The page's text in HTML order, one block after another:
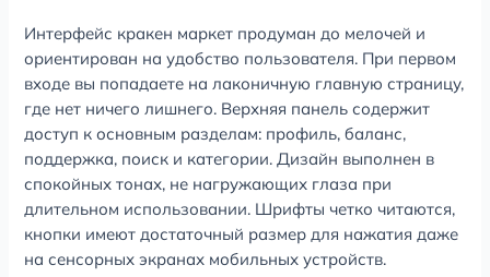
Интерфейс кракен маркет продуман до мелочей и
ориентирован на удобство пользователя. При первом
входе вы попадаете на лаконичную главную страницу,
где нет ничего лишнего. Верхняя панель содержит
доступ к основным разделам: профиль, баланс,
поддержка, поиск и категории. Дизайн выполнен в
спокойных тонах, не нагружающих глаза при
длительном использовании. Шрифты четко читаются,
кнопки имеют достаточный размер для нажатия даже
на сенсорных экранах мобильных устройств.